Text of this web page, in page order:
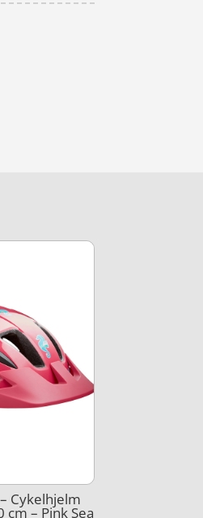
Cykelhjelm
cm – Pink Sea